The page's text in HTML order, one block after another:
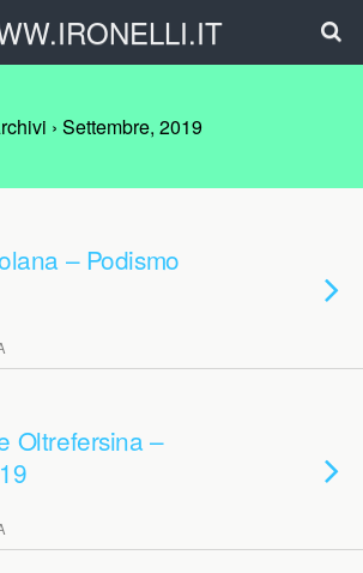
› Settembre, 2019
– Podismo
Oltrefersina –